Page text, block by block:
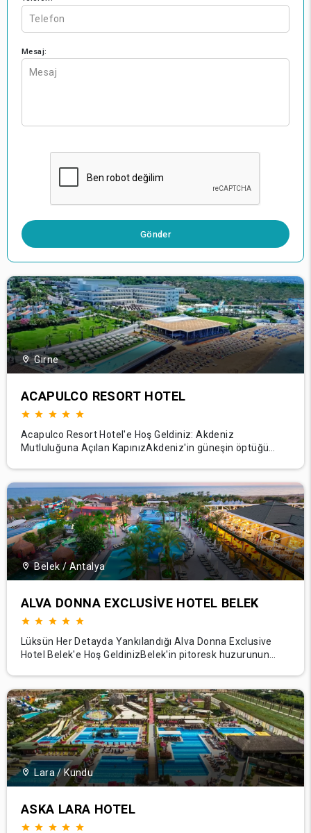
Girne
ACAPULCO RESORT HOTEL
Acapulco Resort Hotel'e Hoş Geldiniz: Akdeniz
Mutluluğuna Açılan KapınızAkdeniz'in güneşin öptüğü
dolu bir dünyaya dalın. Büyüleyici manzaralarımız, çok
sayıda olanak ve olağanüstü hizmet taa
Belek / Antalya
ALVA DONNA EXCLUSIVE HOTEL BELEK
Lüksün Her Detayda Yankılandığı Alva Donna Exclusive
Hotel Belek'e Hoş GeldinizBelek'in pitoresk huzurunun
mimarisi, el değmemiş plajları ve yemyeşil manzaralarıyla
otelimiz, unutulmaz bir konaklama vaat ed
Lara / Kundu
ASKA LARA HOTEL
Mesaj:
Gönder